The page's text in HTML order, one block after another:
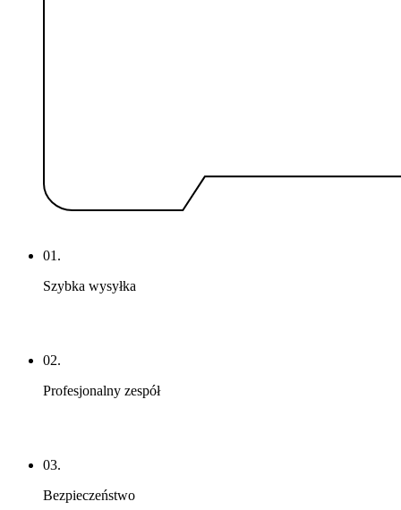
01.
Szybka wysyłka
02.
Profesjonalny zespół
03.
Bezpieczeństwo